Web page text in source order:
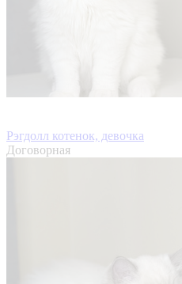
Рэгдолл котенок, девочка
Договорная